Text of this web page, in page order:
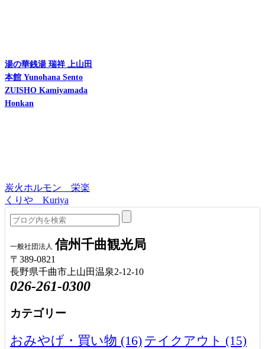
湯の華銭湯 瑞祥 上山田
本館 Yunohana Sento
ZUISHO Kamiyamada
Honkan
炭火ホルモン 栄楽
くりや Kuriya
一般社団法人 信州千曲観光局
〒389-0821
長野県千曲市上山田温泉2-12-10
026-261-0300
カテゴリー
おみやげ・買い物 (16) テイクアウト (15)